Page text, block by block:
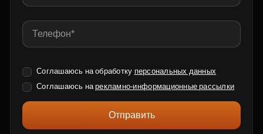
Соглашаюсь на обработку персональных данных
Соглашаюсь нарекламно-информационные рассылки
Отправить